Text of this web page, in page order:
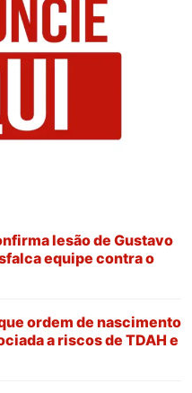
lesão de Gustavo
equipe contra o
ordem de nascimento
a riscos de TDAH e